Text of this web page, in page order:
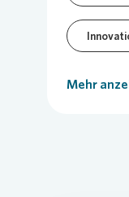
Mehr